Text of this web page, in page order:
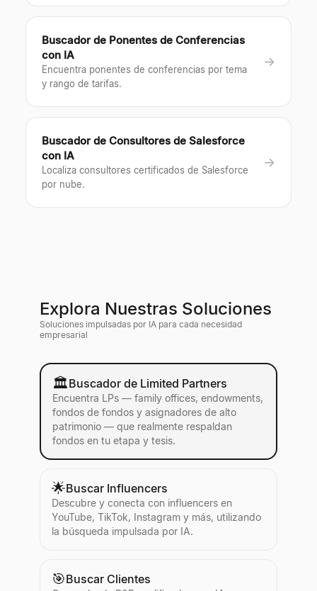
Buscador de Ponentes de Conferencias
con IA
Encuentra ponentes de conferencias por tema
y rango de tarifas.
→
Buscador de Consultores de Salesforce
con IA
Localiza consultores certificados de Salesforce
por nube.
→
Explora Nuestras Soluciones
Soluciones impulsadas por IA para cada necesidad
empresarial
🏛Buscador de Limited Partners
Encuentra LPs — family offices, endowments,
fondos de fondos y asignadores de alto
patrimonio — que realmente respaldan
fondos en tu etapa y tesis.
🌟Buscar Influencers
Descubre y conecta con influencers en
YouTube, TikTok, Instagram y más, utilizando
la búsqueda impulsada por IA.
🎯Buscar Clientes